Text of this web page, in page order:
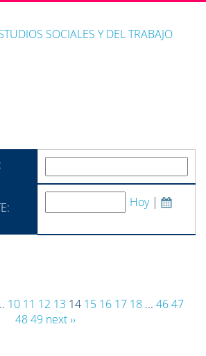
SOCIALES Y DEL TRABAJO
Hoy|
10 11 12 13 14 15 16 17 18... 46 47
48 49 next ››